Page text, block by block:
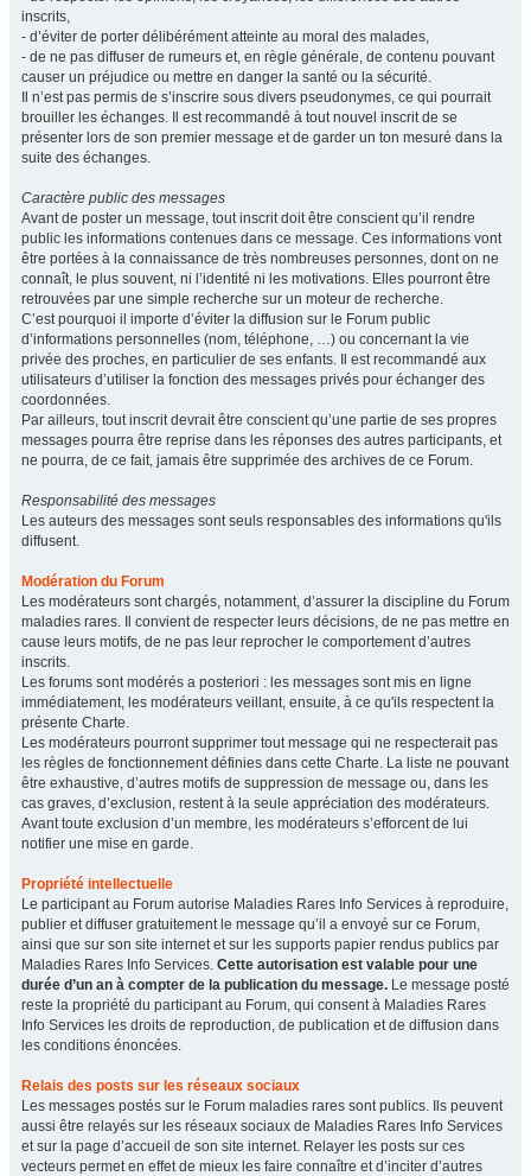
inscrits,
- d’éviter de porter délibérément atteinte au moral des malades,
- de ne pas diffuser de rumeurs et, en règle générale, de contenu pouvant
causer un préjudice ou mettre en danger la santé ou la sécurité.
Il n’est pas permis de s’inscrire sous divers pseudonymes, ce qui pourrait
brouiller les échanges. Il est recommandé à tout nouvel inscrit de se
présenter lors de son premier message et de garder un ton mesuré dans la
suite des échanges.
Caractère public des messages
Avant de poster un message, tout inscrit doit être conscient qu’il rendre
public les informations contenues dans ce message. Ces informations vont
être portées à la connaissance de très nombreuses personnes, dont on ne
connaît, le plus souvent, ni l’identité ni les motivations. Elles pourront être
retrouvées par une simple recherche sur un moteur de recherche.
C’est pourquoi il importe d’éviter la diffusion sur le Forum public
d’informations personnelles (nom, téléphone, …) ou concernant la vie
privée des proches, en particulier de ses enfants. Il est recommandé aux
utilisateurs d’utiliser la fonction des messages privés pour échanger des
coordonnées.
Par ailleurs, tout inscrit devrait être conscient qu’une partie de ses propres
messages pourra être reprise dans les réponses des autres participants, et
ne pourra, de ce fait, jamais être supprimée des archives de ce Forum.
Responsabilité des messages
Les auteurs des messages sont seuls responsables des informations qu'ils
diffusent.
Modération du Forum
Les modérateurs sont chargés, notamment, d’assurer la discipline du Forum
maladies rares. Il convient de respecter leurs décisions, de ne pas mettre en
cause leurs motifs, de ne pas leur reprocher le comportement d’autres
inscrits.
Les forums sont modérés a posteriori : les messages sont mis en ligne
immédiatement, les modérateurs veillant, ensuite, à ce qu'ils respectent la
présente Charte.
Les modérateurs pourront supprimer tout message qui ne respecterait pas
les règles de fonctionnement définies dans cette Charte. La liste ne pouvant
être exhaustive, d’autres motifs de suppression de message ou, dans les
cas graves, d’exclusion, restent à la seule appréciation des modérateurs.
Avant toute exclusion d’un membre, les modérateurs s’efforcent de lui
notifier une mise en garde.
Propriété intellectuelle
Le participant au Forum autorise Maladies Rares Info Services à reproduire,
publier et diffuser gratuitement le message qu’il a envoyé sur ce Forum,
ainsi que sur son site internet et sur les supports papier rendus publics par
Maladies Rares Info Services. Cette autorisation est valable pour une
durée d’un an à compter de la publication du message. Le message posté
reste la propriété du participant au Forum, qui consent à Maladies Rares
Info Services les droits de reproduction, de publication et de diffusion dans
les conditions énoncées.
Relais des posts sur les réseaux sociaux
Les messages postés sur le Forum maladies rares sont publics. Ils peuvent
aussi être relayés sur les réseaux sociaux de Maladies Rares Info Services
et sur la page d’accueil de son site internet. Relayer les posts sur ces
vecteurs permet en effet de mieux les faire connaître et d’inciter d’autres